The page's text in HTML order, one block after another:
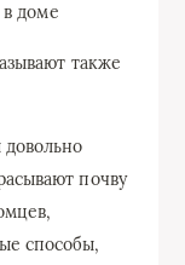
доме
также
довольно
почву
способы,